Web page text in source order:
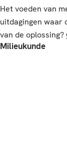
Het voeden van
uitdagingen waar
van de oplossing?
Milieukunde